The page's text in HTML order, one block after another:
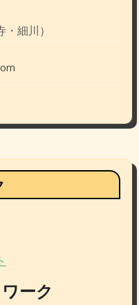
・細川）
ーク